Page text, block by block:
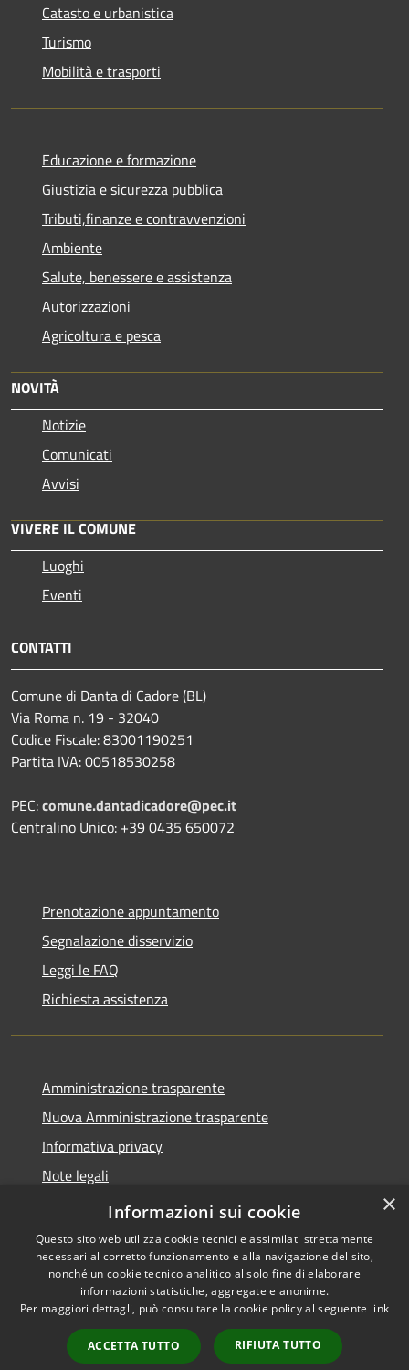
Catasto e urbanistica
Turismo
Mobilità e trasporti
Educazione e formazione
Giustizia e sicurezza pubblica
Tributi,finanze e contravvenzioni
Ambiente
Salute, benessere e assistenza
Autorizzazioni
Agricoltura e pesca
NOVITÀ
Notizie
Comunicati
Avvisi
VIVERE IL COMUNE
Luoghi
Eventi
CONTATTI
Comune di Danta di Cadore (BL)
Via Roma n. 19 - 32040
Codice Fiscale: 83001190251
Partita IVA: 00518530258
PEC:comune.dantadicadore@pec.it
Centralino Unico: +39 0435 650072
Prenotazione appuntamento
Segnalazione disservizio
Leggi le FAQ
Richiesta assistenza
Amministrazione trasparente
Nuova Amministrazione trasparente
Informativa privacy
Note legali
Dichiarazione di accessibilità
Accessibilità
Copyright © 2026 • Comune di
Danta di Cadore • Powered by
Municipium•
Accesso
redazione
×
Informazioni sui cookie
Questo sito web utilizza cookie tecnici e assimilati strettamente
necessari al corretto funzionamento e alla navigazione del sito,
nonché un cookie tecnico analitico al solo fine di elaborare
informazioni statistiche, aggregate e anonime.
Per maggiori dettagli, può consultare la cookie policy al seguente link
ACCETTA TUTTO RIFIUTA TUTTO